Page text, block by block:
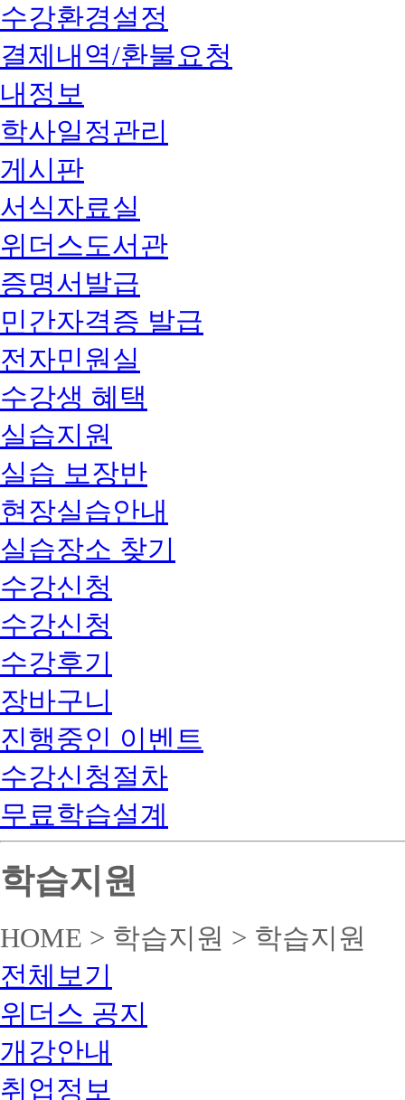
수강환경설정
결제내역/환불요청
내정보
학사일정관리
게시판
서식자료실
위더스도서관
증명서발급
민간자격증 발급
전자민원실
수강생 혜택
실습지원
실습 보장반
현장실습안내
실습장소 찾기
수강신청
수강신청
수강후기
장바구니
진행중인 이벤트
수강신청절차
무료학습설계
학습지원
HOME > 학습지원 > 학습지원
전체보기
위더스 공지
개강안내
취업정보